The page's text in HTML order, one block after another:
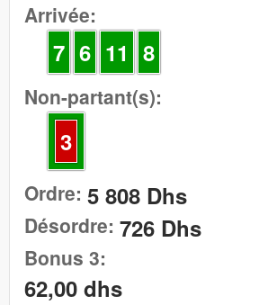
Arrivée:
7 6 11 8
Non-partant(s):
3
Ordre: 5 808 Dhs
Désordre: 726 Dhs
Bonus 3:
62,00 dhs